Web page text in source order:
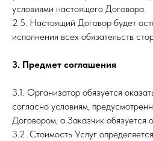
условиями настоящего Договора.
2.5. Настоящий Договор будет
исполнения всех обязательств
3. Предмет соглашения
3.1. Организатор обязуется
согласно условиям,
Договором, а Заказчик обязуется
3.2. Стоимость Услуг